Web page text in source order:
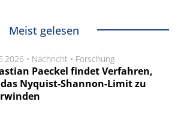
Meist gelesen
• Nachricht • Forschung
Paeckel findet Verfahren,
Nyquist-Shannon-Limit zu